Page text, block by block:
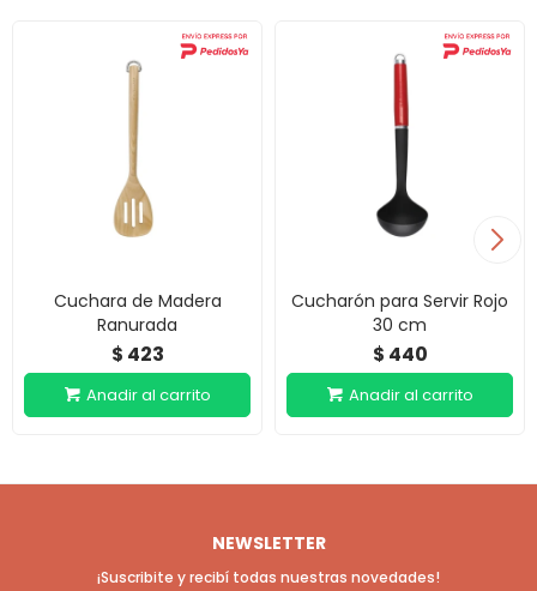
Cuchara de Madera
Ranurada
$ 423
Cucharón para Servir Rojo
30 cm
$ 440
NEWSLETTER
¡Suscribite y recibí todas nuestras novedades!